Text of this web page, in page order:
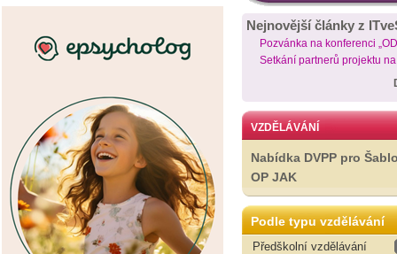
Nejnovější články z
Pozvánka na konferenci
Setkání partnerů projektu
VZDĚLÁVÁNÍ
Nabídka DVPP pro
OP JAK
Podle typu vzdělávání
Předškolní vzdělávání